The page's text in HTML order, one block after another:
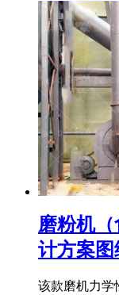
磨粉机
计方案图
该款磨机力学